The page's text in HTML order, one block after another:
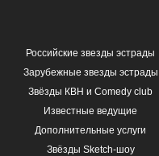
Российские звезды эстрады
Зарубежные звезды эстрады
Звёзды КВН и Comedy club
Известные ведущие
Дополнительные услуги
Звёзды Sketch-шоу